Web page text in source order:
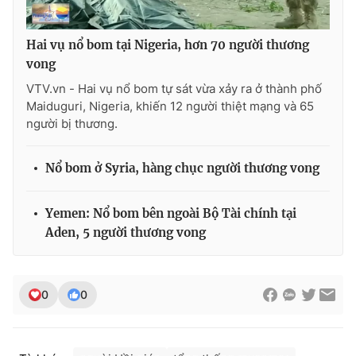
THỜI BÁO VTV
Cơ quan báo chí:Thời báo VTV
Giấy phép hoạt động báo in và báo điện tử số 483/GP-BTTTT
Phó Tổng Biên tập:
Nguyễn Thị Mỹ Hạnh, Phạm Quốc Thắng,
Hai vụ nổ bom tại Nigeria, hơn 70 người thương
vong
VTV.vn - Hai vụ nổ bom tự sát vừa xảy ra ở thành phố
Maiduguri, Nigeria, khiến 12 người thiệt mạng và 65
người bị thương.
Nổ bom ở Syria, hàng chục người thương vong
Yemen: Nổ bom bên ngoài Bộ Tài chính tại
Aden, 5 người thương vong
0 0